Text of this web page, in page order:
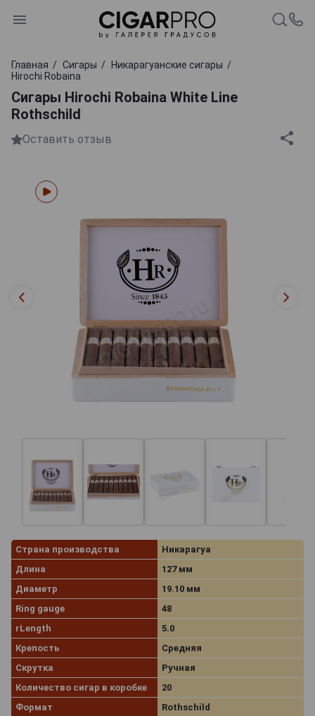
Главная Сигары
Никарагуанские сигары
Hirochi Robaina
Сигары Hirochi Robaina White Line
Rothschild
Оставить отзыв
Страна производства
Никарагуа
Длина
127 мм
Диаметр
19.10 мм
Ring gauge
48
rLength
5.0
Крепость
Средняя
Скрутка
Ручная
Количество сигар в коробке
20
Формат
Rothschild